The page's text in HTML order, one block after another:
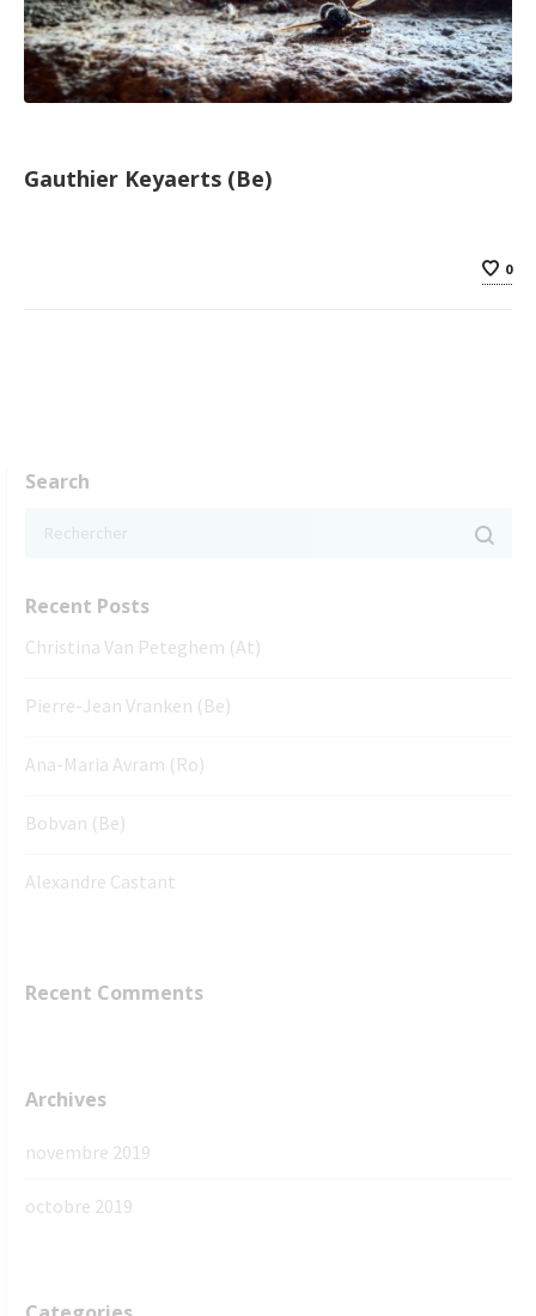
Gauthier Keyaerts (Be)
0
Search
Recent Posts
Christina Van Peteghem (At)
Pierre-Jean Vranken (Be)
Ana-Maria Avram (Ro)
Bobvan (Be)
Alexandre Castant
Recent Comments
Archives
novembre 2019
octobre 2019